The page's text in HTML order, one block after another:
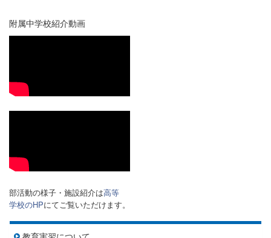
附属中学校紹介動画
部活動の様子・施設紹介は高等
学校のHPにてご覧いただけます。